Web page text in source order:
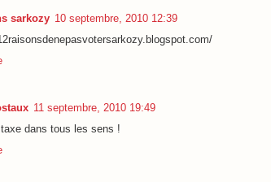
sarkozy 10 septembre, 2010 12:39
11 septembre, 2010 19:49
dans tous les sens !